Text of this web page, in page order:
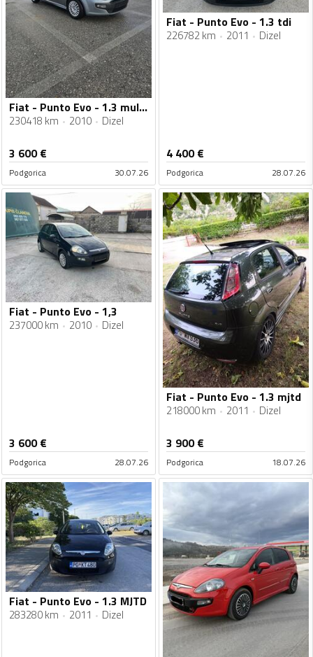
Fiat - Punto Evo - 1.3 multijet
230418 km 2010 Dizel
3 600€
Podgorica 30.07.26
Fiat - Punto Evo - 1.3 tdi
226782 km 2011 Dizel
4 400€
Podgorica 28.07.26
Fiat - Punto Evo - 1,3
237000 km 2010 Dizel
3 600€
Podgorica 28.07.26
Fiat - Punto Evo - 1.3 mjtd
218000 km 2011 Dizel
3 900€
Podgorica 18.07.26
Fiat - Punto Evo - 1.3 MJTD
283280 km 2011 Dizel